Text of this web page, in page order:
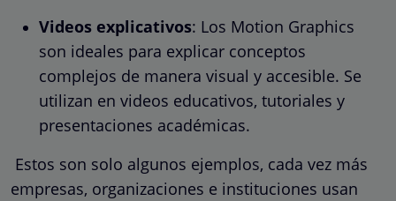
Videos explicativos: Los Motion Graphics
son ideales para explicar conceptos
complejos de manera visual y accesible. Se
utilizan en videos educativos, tutoriales y
presentaciones académicas.
Estos son solo algunos ejemplos, cada vez más
empresas, organizaciones e instituciones usan